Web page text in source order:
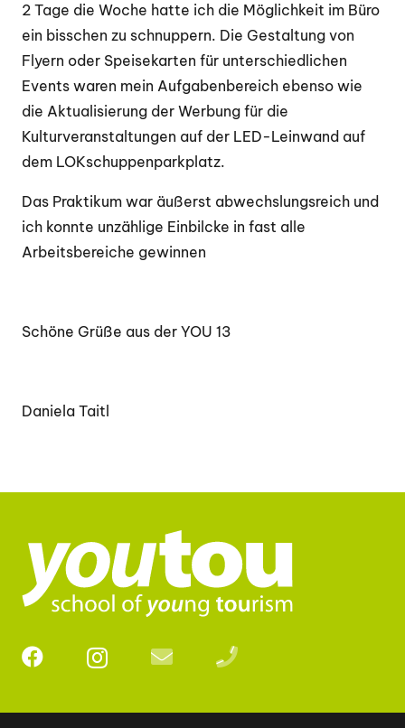
2 Tage die Woche hatte ich die Möglichkeit im Büro
ein bisschen zu schnuppern. Die Gestaltung von
Flyern oder Speisekarten für unterschiedlichen
Events waren mein Aufgabenbereich ebenso wie
die Aktualisierung der Werbung für die
Kulturveranstaltungen auf der LED-Leinwand auf
dem LOKschuppenparkplatz.
Das Praktikum war äußerst abwechslungsreich und
ich konnte unzählige Einbilcke in fast alle
Arbeitsbereiche gewinnen
Schöne Grüße aus der YOU 13
Daniela Taitl